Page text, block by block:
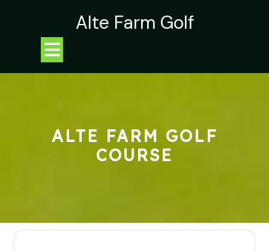
Alte Farm Golf
Button
ALTE FARM GOLF
COURSE